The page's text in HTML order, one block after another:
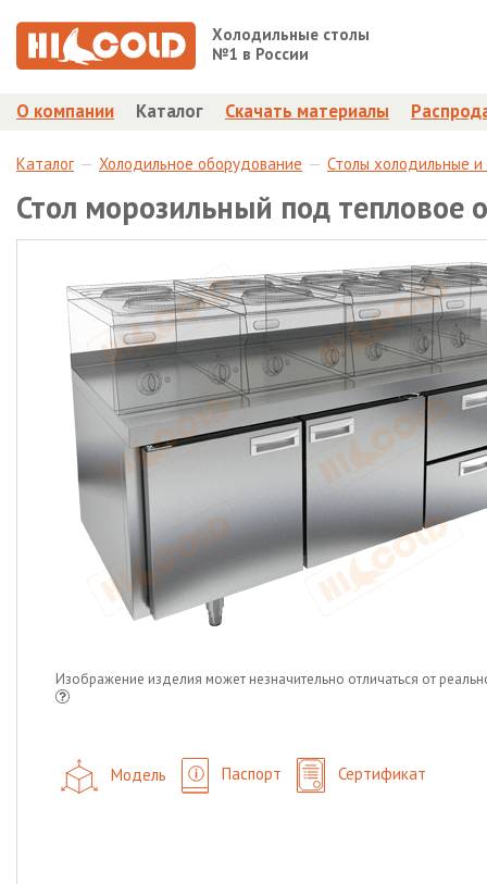
Холодильные столы
№1 в России
О компании Каталог Скачать материалы
Каталог Холодильное оборудование Столы холодильные
Стол морозильный под тепловое
Изображение изделия может незначительно отличаться от
Модель Паспорт Сертификат